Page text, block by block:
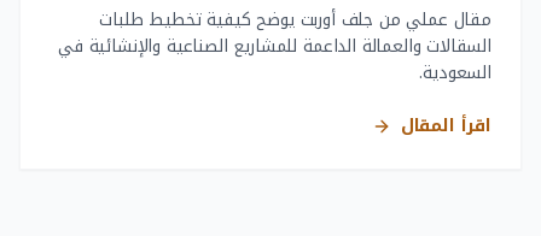
مقال عملي من جلف أوربت يوضح كيفية تخطيط طلبات
السقالات والعمالة الداعمة للمشاريع الصناعية والإنشائية في
السعودية.
اقرأ المقال